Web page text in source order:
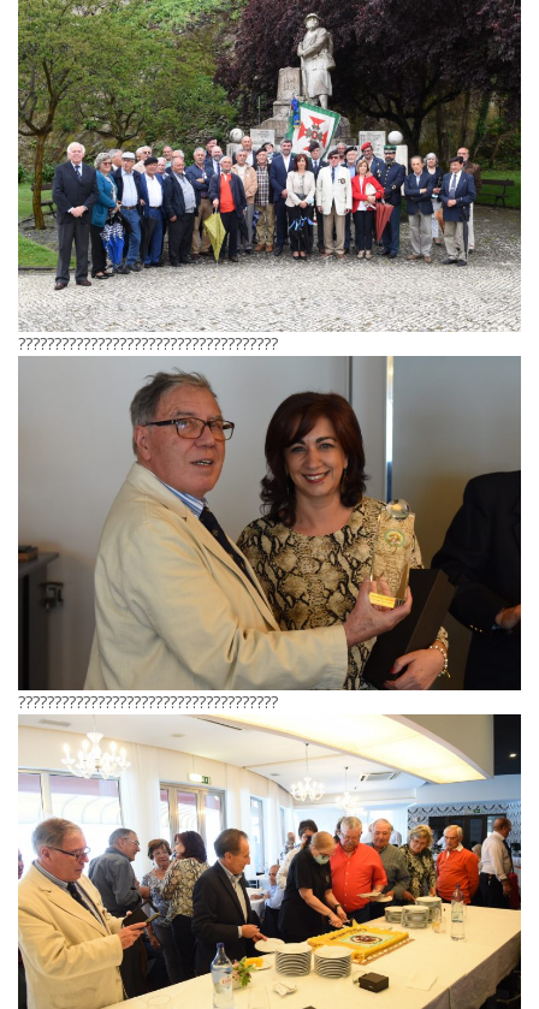
????????????????????????????????????
????????????????????????????????????